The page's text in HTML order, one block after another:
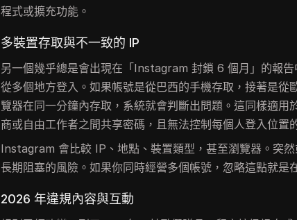
程式或擴充功能。
多裝置存取與不一致的 IP
另一個幾乎總是會出現在「Instagram 封鎖 6 個月」的報
從多個地方登入。如果帳號是從巴西的手機存取，接著是從
覽器在同一分鐘內存取，系統就會判斷出問題。這同樣適用
商或自由工作者之間共享密碼，且無法控制每個人登入位置
Instagram 會比較 IP、地點、裝置類型，甚至瀏覽器。突
長期阻塞的風險。如果你同時經營多個帳號，忽略這點就是
2026 年違規內容與互動